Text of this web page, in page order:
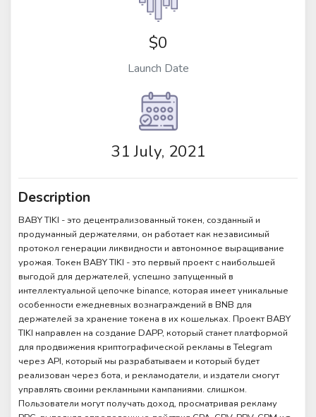
$0
Launch Date
31 July, 2021
Description
BABY TIKI - это децентрализованный токен, созданный и
продуманный держателями, он работает как независимый
протокол генерации ликвидности и автономное выращивание
урожая. Токен BABY TIKI - это первый проект с наибольшей
выгодой для держателей, успешно запущенный в
интеллектуальной цепочке binance, которая имеет уникальные
особенности ежедневных вознаграждений в BNB для
держателей за хранение токена в их кошельках. Проект BABY
TIKI направлен на создание DAPP, который станет платформой
для продвижения криптографической рекламы в Telegram
через API, который мы разрабатываем и который будет
реализован через бота, и рекламодатели, и издатели смогут
управлять своими рекламными кампаниями. слишком.
Пользователи могут получать доход, просматривая рекламу